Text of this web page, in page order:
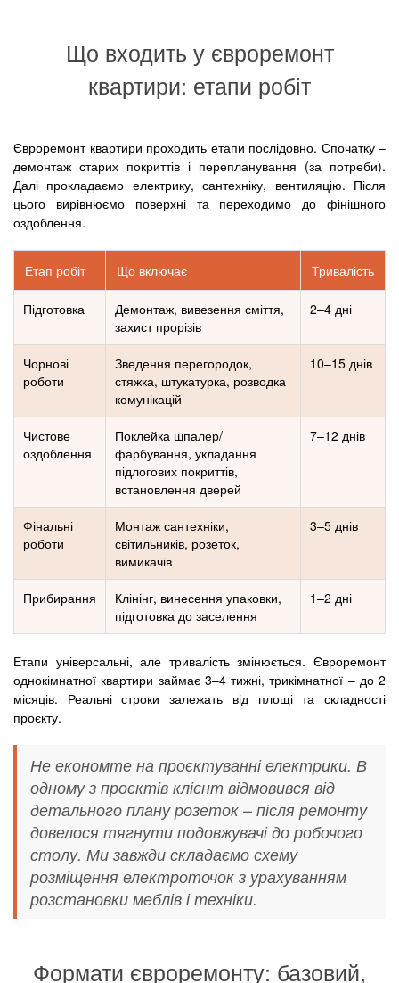
Що входить у євроремонт
квартири: етапи робіт
Євроремонт квартири проходить етапи послідовно. Спочатку –
демонтаж старих покриттів і перепланування (за потреби).
Далі прокладаємо електрику, сантехніку, вентиляцію. Після
цього вирівнюємо поверхні та переходимо до фінішного
оздоблення.
Етап робіт Що включає Тривалість
Підготовка
Демонтаж, вивезення сміття,
захист прорізів
2–4 дні
Чорнові
роботи
Зведення перегородок,
стяжка, штукатурка, розводка
комунікацій
10–15 днів
Чистове
оздоблення
Поклейка шпалер/
фарбування, укладання
підлогових покриттів,
встановлення дверей
7–12 днів
Фінальні
роботи
Монтаж сантехніки,
світильників, розеток,
вимикачів
3–5 днів
Прибирання
Клінінг, винесення упаковки,
підготовка до заселення
1–2 дні
Етапи універсальні, але тривалість змінюється. Євроремонт
однокімнатної квартири займає 3–4 тижні, трикімнатної – до 2
місяців. Реальні строки залежать від площі та складності
проєкту.
Не економте на проєктуванні електрики. В
одному з проєктів клієнт відмовився від
детального плану розеток – після ремонту
довелося тягнути подовжувачі до робочого
столу. Ми завжди складаємо схему
розміщення електроточок з урахуванням
розстановки меблів і техніки.
Формати євроремонту: базовий,